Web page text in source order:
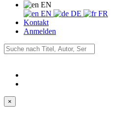
EN
EN
DE
FR
Kontakt
Anmelden
×